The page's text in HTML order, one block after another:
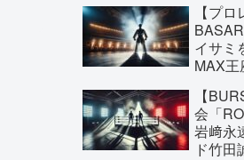
見どこ
【プ
イサミ
MAX王
ノル
【
会「
岩﨑永
ド竹